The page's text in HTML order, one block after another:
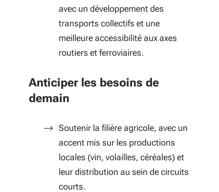
avec un développement des
transports collectifs et une
meilleure accessibilité aux axes
routiers et ferroviaires.
Anticiper les besoins de
demain
Soutenir la filière agricole, avec un
accent mis sur les productions
locales (vin, volailles, céréales) et
leur distribution au sein de circuits
courts.